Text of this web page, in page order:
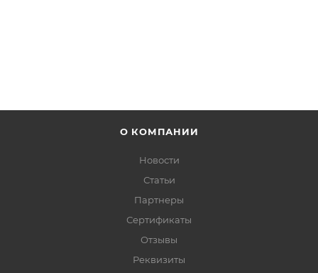
О КОМПАНИИ
Новости
Статьи
Партнеры
Сертификаты
Отзывы
Реквизиты